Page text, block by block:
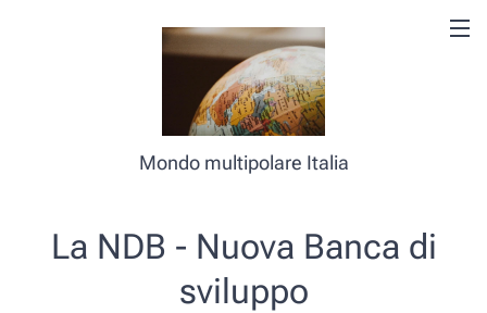
Mondo multipolare Italia
La NDB - Nuova Banca di
sviluppo